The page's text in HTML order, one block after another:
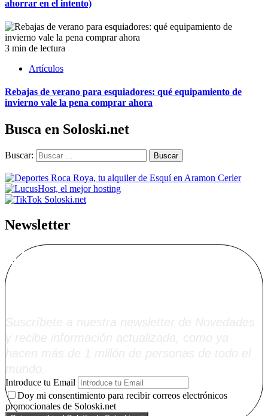
ahorrar en el intento)
3 min de lectura
Artículos
Rebajas de verano para esquiadores: qué equipamiento de
invierno vale la pena comprar ahora
Busca en Soloski.net
Buscar:
Newsletter
Alta Boletín
Introduce tu Email
Doy mi consentimiento para recibir correos electrónicos
promocionales de Soloski.net